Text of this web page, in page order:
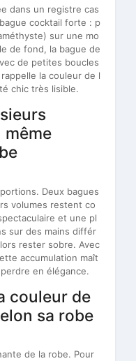
dans un registre cas
cocktail forte : p
sur une mo
de fond, la bague de
de petites boucles
la couleur de l
chic très lisible.
même
Deux bagues
volumes restent co
et une pl
sur des mains différ
rester sobre. Avec
accumulation maît
en élégance.
couleur de
sa robe
de la robe. Pour